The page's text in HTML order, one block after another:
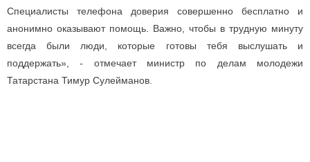
Специалисты телефона доверия совершенно бесплатно и
анонимно оказывают помощь. Важно, чтобы в трудную минуту
всегда были люди, которые готовы тебя выслушать и
поддержать», - отмечает министр по делам молодежи
Татарстана Тимур Сулейманов.